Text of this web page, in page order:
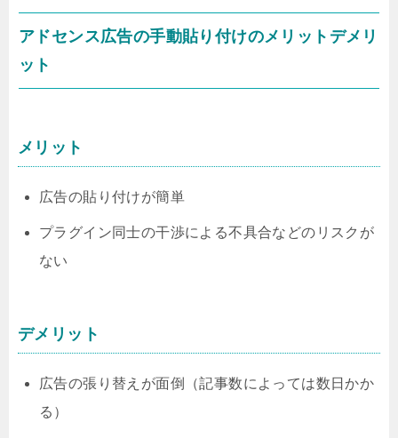
アドセンス広告の手動貼り付けのメリットデメリ
ット
メリット
広告の貼り付けが簡単
プラグイン同士の干渉による不具合などのリスクが
ない
デメリット
広告の張り替えが面倒（記事数によっては数日かか
る）